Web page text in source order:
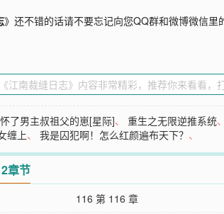
》还不错的话请不要忘记向您QQ群和微博微信里
了男主叔祖父的崽[星际]、重生之无限逆推系统
缠上、我是囚犯啊！怎么红颜遍布天下？ 、
章节
116 第 116 章